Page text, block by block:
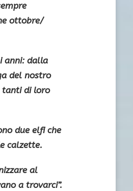
ottobre/
anni: dalla
del nostro
tanti di loro
due elfi che
calzette.
al
a trovarci”.